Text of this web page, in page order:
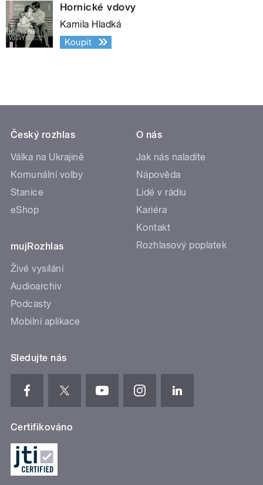
Hornické vdovy
Kamila Hladká
Koupit
Český rozhlas
Válka na Ukrajině
Komunální volby
Stanice
eShop
mujRozhlas
Živé vysílání
Audioarchiv
Podcasty
Mobilní aplikace
O nás
Jak nás naladíte
Nápověda
Lidé v rádiu
Kariéra
Kontakt
Rozhlasový poplatek
Sledujte nás
Certifikováno